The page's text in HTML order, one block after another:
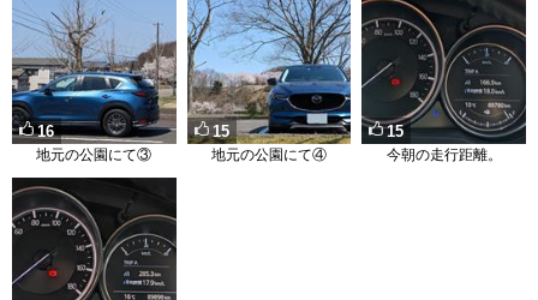
16
地元の公園にて③
15
地元の公園にて④
15
今朝の走行距離。